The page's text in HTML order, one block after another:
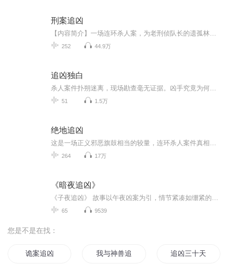
刑案追凶
252 44.9万
追凶独白
51 1.5万
绝地追凶
264 17万
《暗夜追凶》
65 9539
您是不是在找：
诡案追凶 我与神兽追凶的日子 追凶三十天